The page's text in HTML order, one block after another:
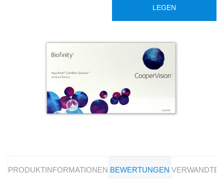
LEGEN
PRODUKTINFORMATIONEN BEWERTUNGEN VERWANDTE